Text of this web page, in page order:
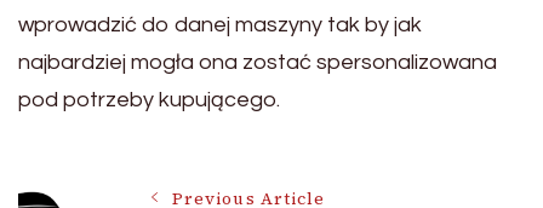
wprowadzić do danej maszyny tak by jak
najbardziej mogła ona zostać spersonalizowana
pod potrzeby kupującego.
Previous Article